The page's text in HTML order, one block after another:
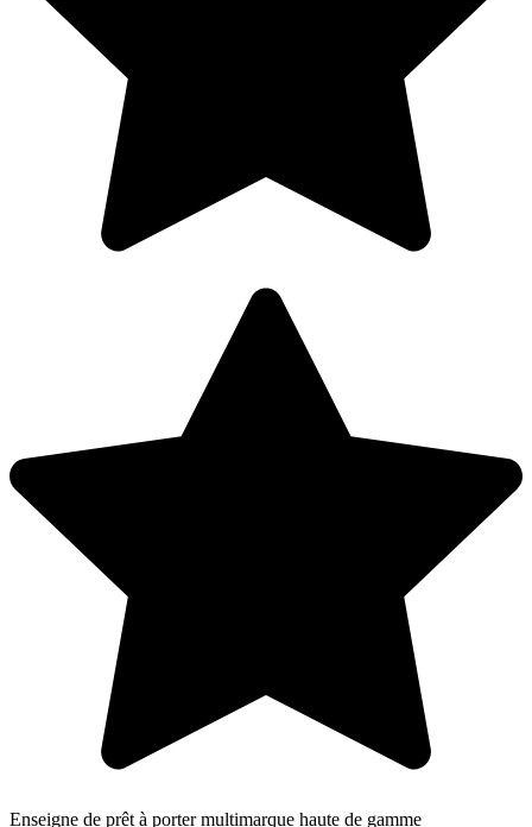
Enseigne de prêt à porter multimarque haute de gamme